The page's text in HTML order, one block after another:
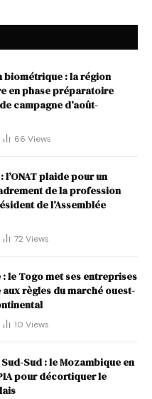
: la région
en phase préparatoire
campagne d’août-
66 Views
plaide pour un
de la profession
de l’Assemblée
72 Views
le Togo met ses entreprises
aux règles du marché ouest-
10 Views
Sud : le Mozambique en
pour décortiquer le